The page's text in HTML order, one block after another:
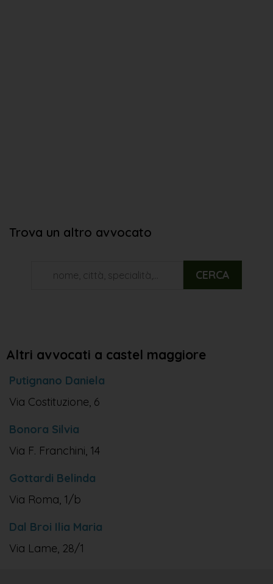
Trova un altro avvocato
CERCA
Altri avvocati a castel maggiore
Putignano Daniela
Via Costituzione, 6
Bonora Silvia
Via F. Franchini, 14
Gottardi Belinda
Via Roma, 1/b
Dal Broi Ilia Maria
Via Lame, 28/1